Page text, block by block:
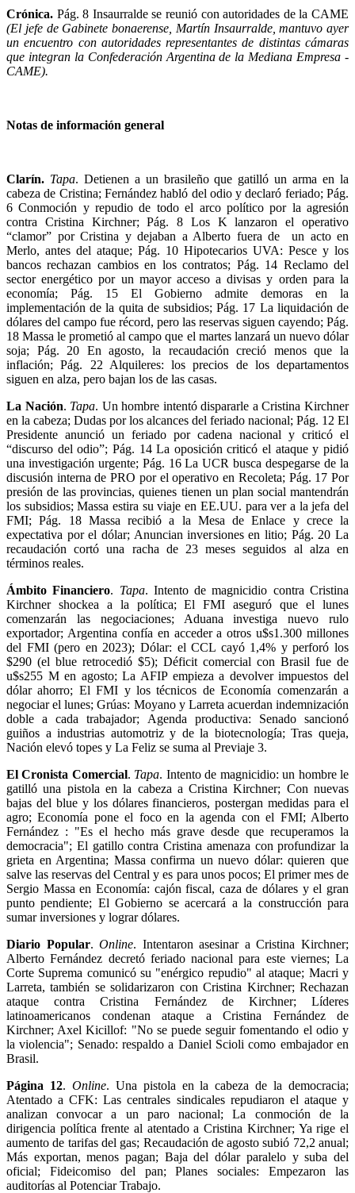
Crónica. Pág. 8 Insaurralde se reunió con autoridades de la CAME
(El jefe de Gabinete bonaerense, Martín Insaurralde, mantuvo ayer
un encuentro con autoridades representantes de distintas cámaras
que integran la Confederación Argentina de la Mediana Empresa -
CAME).
Notas de información general
Clarín. Tapa. Detienen a un brasileño que gatilló un arma en la
cabeza de Cristina; Fernández habló del odio y declaró feriado; Pág.
6 Conmoción y repudio de todo el arco político por la agresión
contra Cristina Kirchner; Pág. 8 Los K lanzaron el operativo
“clamor” por Cristina y dejaban a Alberto fuera de un acto en
Merlo, antes del ataque; Pág. 10 Hipotecarios UVA: Pesce y los
bancos rechazan cambios en los contratos; Pág. 14 Reclamo del
sector energético por un mayor acceso a divisas y orden para la
economía; Pág. 15 El Gobierno admite demoras en la
implementación de la quita de subsidios; Pág. 17 La liquidación de
dólares del campo fue récord, pero las reservas siguen cayendo; Pág.
18 Massa le prometió al campo que el martes lanzará un nuevo dólar
soja; Pág. 20 En agosto, la recaudación creció menos que la
inflación; Pág. 22 Alquileres: los precios de los departamentos
siguen en alza, pero bajan los de las casas.
La Nación. Tapa. Un hombre intentó dispararle a Cristina Kirchner
en la cabeza; Dudas por los alcances del feriado nacional; Pág. 12 El
Presidente anunció un feriado por cadena nacional y criticó el
“discurso del odio”; Pág. 14 La oposición criticó el ataque y pidió
una investigación urgente; Pág. 16 La UCR busca despegarse de la
discusión interna de PRO por el operativo en Recoleta; Pág. 17 Por
presión de las provincias, quienes tienen un plan social mantendrán
los subsidios; Massa estira su viaje en EE.UU. para ver a la jefa del
FMI; Pág. 18 Massa recibió a la Mesa de Enlace y crece la
expectativa por el dólar; Anuncian inversiones en litio; Pág. 20 La
recaudación cortó una racha de 23 meses seguidos al alza en
términos reales.
Ámbito Financiero. Tapa. Intento de magnicidio contra Cristina
Kirchner shockea a la política; El FMI aseguró que el lunes
comenzarán las negociaciones; Aduana investiga nuevo rulo
exportador; Argentina confía en acceder a otros u$s1.300 millones
del FMI (pero en 2023); Dólar: el CCL cayó 1,4% y perforó los
$290 (el blue retrocedió $5); Déficit comercial con Brasil fue de
u$s255 M en agosto; La AFIP empieza a devolver impuestos del
dólar ahorro; El FMI y los técnicos de Economía comenzarán a
negociar el lunes; Grúas: Moyano y Larreta acuerdan indemnización
doble a cada trabajador; Agenda productiva: Senado sancionó
guiños a industrias automotriz y de la biotecnología; Tras queja,
Nación elevó topes y La Feliz se suma al Previaje 3.
El Cronista Comercial. Tapa. Intento de magnicidio: un hombre le
gatilló una pistola en la cabeza a Cristina Kirchner; Con nuevas
bajas del blue y los dólares financieros, postergan medidas para el
agro; Economía pone el foco en la agenda con el FMI; Alberto
Fernández : "Es el hecho más grave desde que recuperamos la
democracia"; El gatillo contra Cristina amenaza con profundizar la
grieta en Argentina; Massa confirma un nuevo dólar: quieren que
salve las reservas del Central y es para unos pocos; El primer mes de
Sergio Massa en Economía: cajón fiscal, caza de dólares y el gran
punto pendiente; El Gobierno se acercará a la construcción para
sumar inversiones y lograr dólares.
Diario Popular.Online. Intentaron asesinar a Cristina Kirchner;
Alberto Fernández decretó feriado nacional para este viernes; La
Corte Suprema comunicó su "enérgico repudio" al ataque; Macri y
Larreta, también se solidarizaron con Cristina Kirchner; Rechazan
ataque contra Cristina Fernández de Kirchner; Líderes
latinoamericanos condenan ataque a Cristina Fernández de
Kirchner; Axel Kicillof: "No se puede seguir fomentando el odio y
la violencia"; Senado: respaldo a Daniel Scioli como embajador en
Brasil.
Página 12. Online. Una pistola en la cabeza de la democracia;
Atentado a CFK: Las centrales sindicales repudiaron el ataque y
analizan convocar a un paro nacional; La conmoción de la
dirigencia política frente al atentado a Cristina Kirchner; Ya rige el
aumento de tarifas del gas; Recaudación de agosto subió 72,2 anual;
Más exportan, menos pagan; Baja del dólar paralelo y suba del
oficial; Fideicomiso del pan; Planes sociales: Empezaron las
auditorías al Potenciar Trabajo.